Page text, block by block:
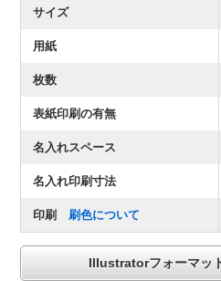
サイズ
用紙
枚数
表紙印刷の有無
名入れスペース
名入れ印刷寸法
印刷 刷色について
Illustratorフォーマッ